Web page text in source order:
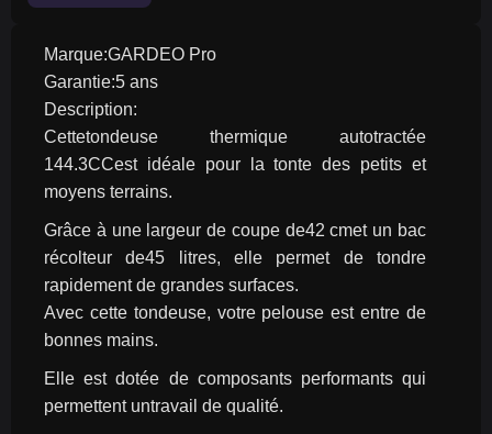
Marque:GARDEO Pro
Garantie:5 ans
Description:
Cettetondeuse thermique autotractée
144.3CCest idéale pour la tonte des petits et
moyens terrains.
Grâce à une largeur de coupe de42 cmet un bac
récolteur de45 litres, elle permet de tondre
rapidement de grandes surfaces.
Avec cette tondeuse, votre pelouse est entre de
bonnes mains.
Elle est dotée de composants performants qui
permettent untravail de qualité.